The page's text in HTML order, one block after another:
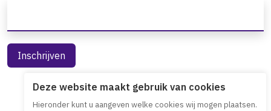
Deze website maakt gebruik van cookies
Hieronder kunt u aangeven welke cookies wij mogen plaatsen.